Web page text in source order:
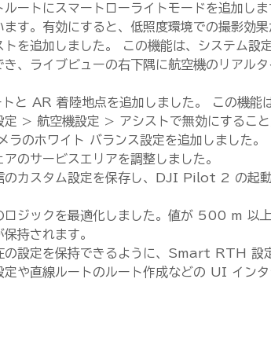
ルートにスマートローライトモードを追加し
ます。有効にすると、低照度環境での撮影効果
トを追加しました。 この機能は、システム
き、ライブビューの右下隅に航空機のリアル
と AR 着陸地点を追加しました。 この機能
定 > 航空機設定 > アシストで無効にすること
のホワイト バランス設定を追加しました。
のサービスエリアを調整しました。
のカスタム設定を保存し、DJI Pilot 2 の起動
ロジックを最適化しました。値が 500 m 以
持されます。
の設定を保持できるように、Smart RTH 設
定や直線ルートのルート作成などの UI インタ